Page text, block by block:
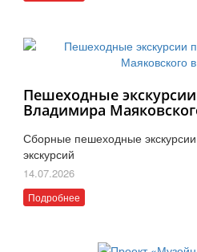
Пешеходные
Владимира
Сборные пешеходные
экскурсий
14.07.2026
Подробнее